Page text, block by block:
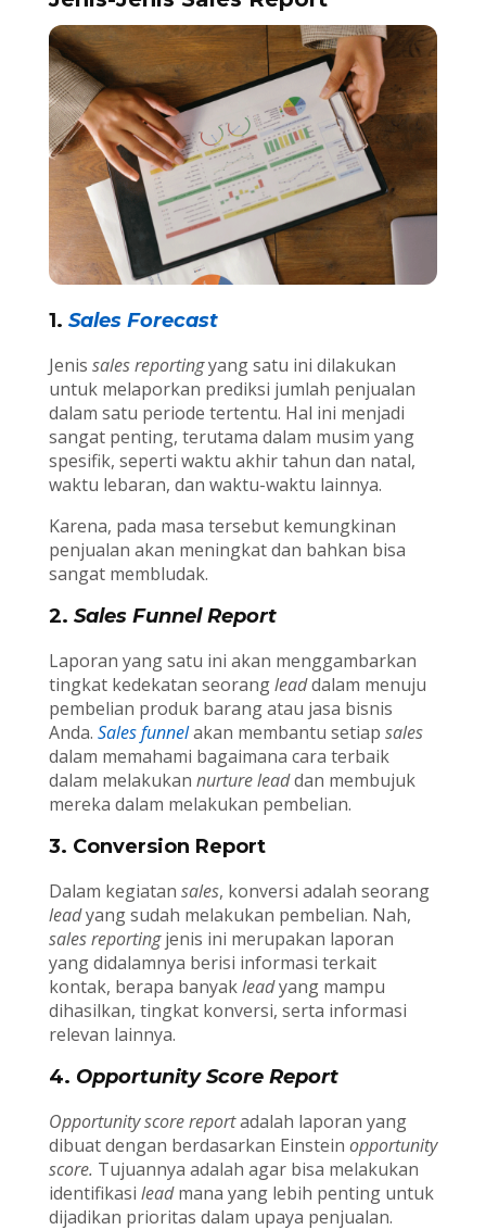
1. Sales Forecast
Jenis sales reportingyang satu ini dilakukan
untuk melaporkan prediksi jumlah penjualan
dalam satu periode tertentu. Hal ini menjadi
sangat penting, terutama dalam musim yang
spesifik, seperti waktu akhir tahun dan natal,
waktu lebaran, dan waktu-waktu lainnya.
Karena, pada masa tersebut kemungkinan
penjualan akan meningkat dan bahkan bisa
sangat membludak.
2. Sales Funnel Report
Laporan yang satu ini akan menggambarkan
tingkat kedekatan seorangleaddalam menuju
pembelian produk barang atau jasa bisnis
Anda. Sales funnelakan membantu setiap sales
dalam memahami bagaimana cara terbaik
dalam melakukan nurture leaddan membujuk
mereka dalam melakukan pembelian.
3. Conversion Report
Dalam kegiatan sales, konversi adalah seorang
leadyang sudah melakukan pembelian. Nah,
sales reportingjenis ini merupakan laporan
yang didalamnya berisi informasi terkait
kontak, berapa banyakleadyang mampu
dihasilkan, tingkat konversi, serta informasi
relevan lainnya.
4. Opportunity Score Report
Opportunity scorereportadalah laporan yang
dibuat dengan berdasarkan Einstein opportunity
score. Tujuannya adalah agar bisa melakukan
identifikasi leadmana yang lebih penting untuk
dijadikan prioritas dalam upaya penjualan.